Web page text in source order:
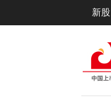
新股